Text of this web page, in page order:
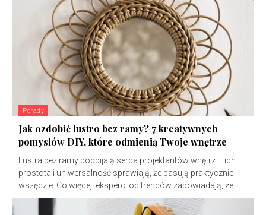
Porady
Jak ozdobić lustro bez ramy? 7 kreatywnych
pomysłów DIY, które odmienią Twoje wnętrze
Lustra bez ramy podbijają serca projektantów wnętrz – ich
prostota i uniwersalność sprawiają, że pasują praktycznie
wszędzie. Co więcej, eksperci od trendów zapowiadają, że...